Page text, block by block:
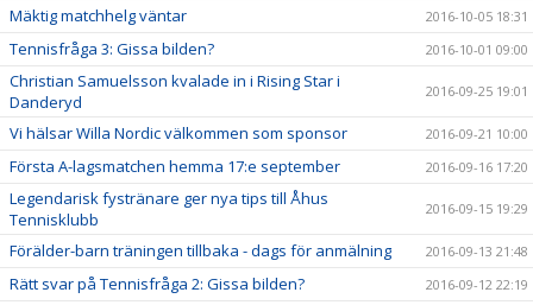
Mäktig matchhelg väntar 2016-10-05 18:31
Tennisfråga 3: Gissa bilden? 2016-10-01 09:00
Christian Samuelsson kvalade in i Rising Star i
Danderyd
2016-09-25 19:01
Vi hälsar Willa Nordic välkommen som sponsor 2016-09-21 10:00
Första A-lagsmatchen hemma 17:e september 2016-09-16 17:20
Legendarisk fystränare ger nya tips till Åhus
Tennisklubb
2016-09-15 19:29
Förälder-barn träningen tillbaka - dags för anmälning 2016-09-13 21:48
Rätt svar på Tennisfråga 2: Gissa bilden? 2016-09-12 22:19